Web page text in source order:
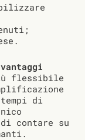
vantaggi
flessibile
di
contare su